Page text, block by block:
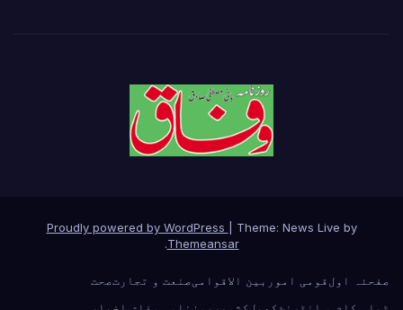
Proudly powered by WordPress
Theme: News Live by
Themeansar
.
صفحئہ اولقومی امور بین الاقوامی صنعت و تجارتصحت